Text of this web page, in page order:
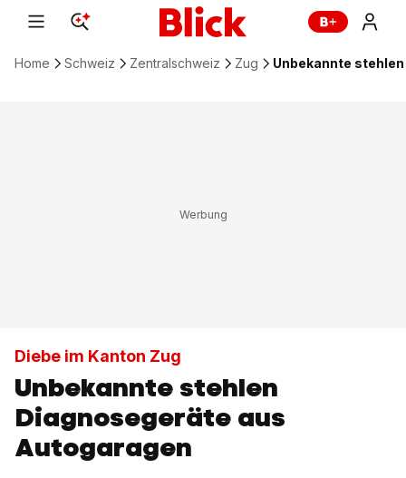
Home Schweiz Zentralschweiz Zug Unbekannte
Diebe im Kanton Zug
Unbekannte stehlen
Diagnosegeräte aus
Autogaragen